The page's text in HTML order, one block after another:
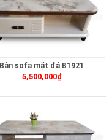
Bàn sofa mặt đá B1921
5,500,000₫